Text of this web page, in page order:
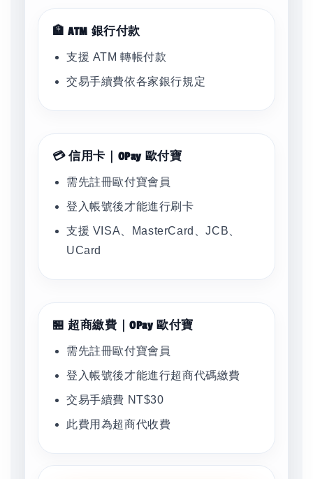
🏦 ATM 銀行付款
支援 ATM 轉帳付款
交易手續費依各家銀行規定
💳 信用卡｜OPay 歐付寶
需先註冊歐付寶會員
登入帳號後才能進行刷卡
支援 VISA、MasterCard、JCB、
UCard
🏪 超商繳費｜OPay 歐付寶
需先註冊歐付寶會員
登入帳號後才能進行超商代碼繳費
交易手續費 NT$30
此費用為超商代收費